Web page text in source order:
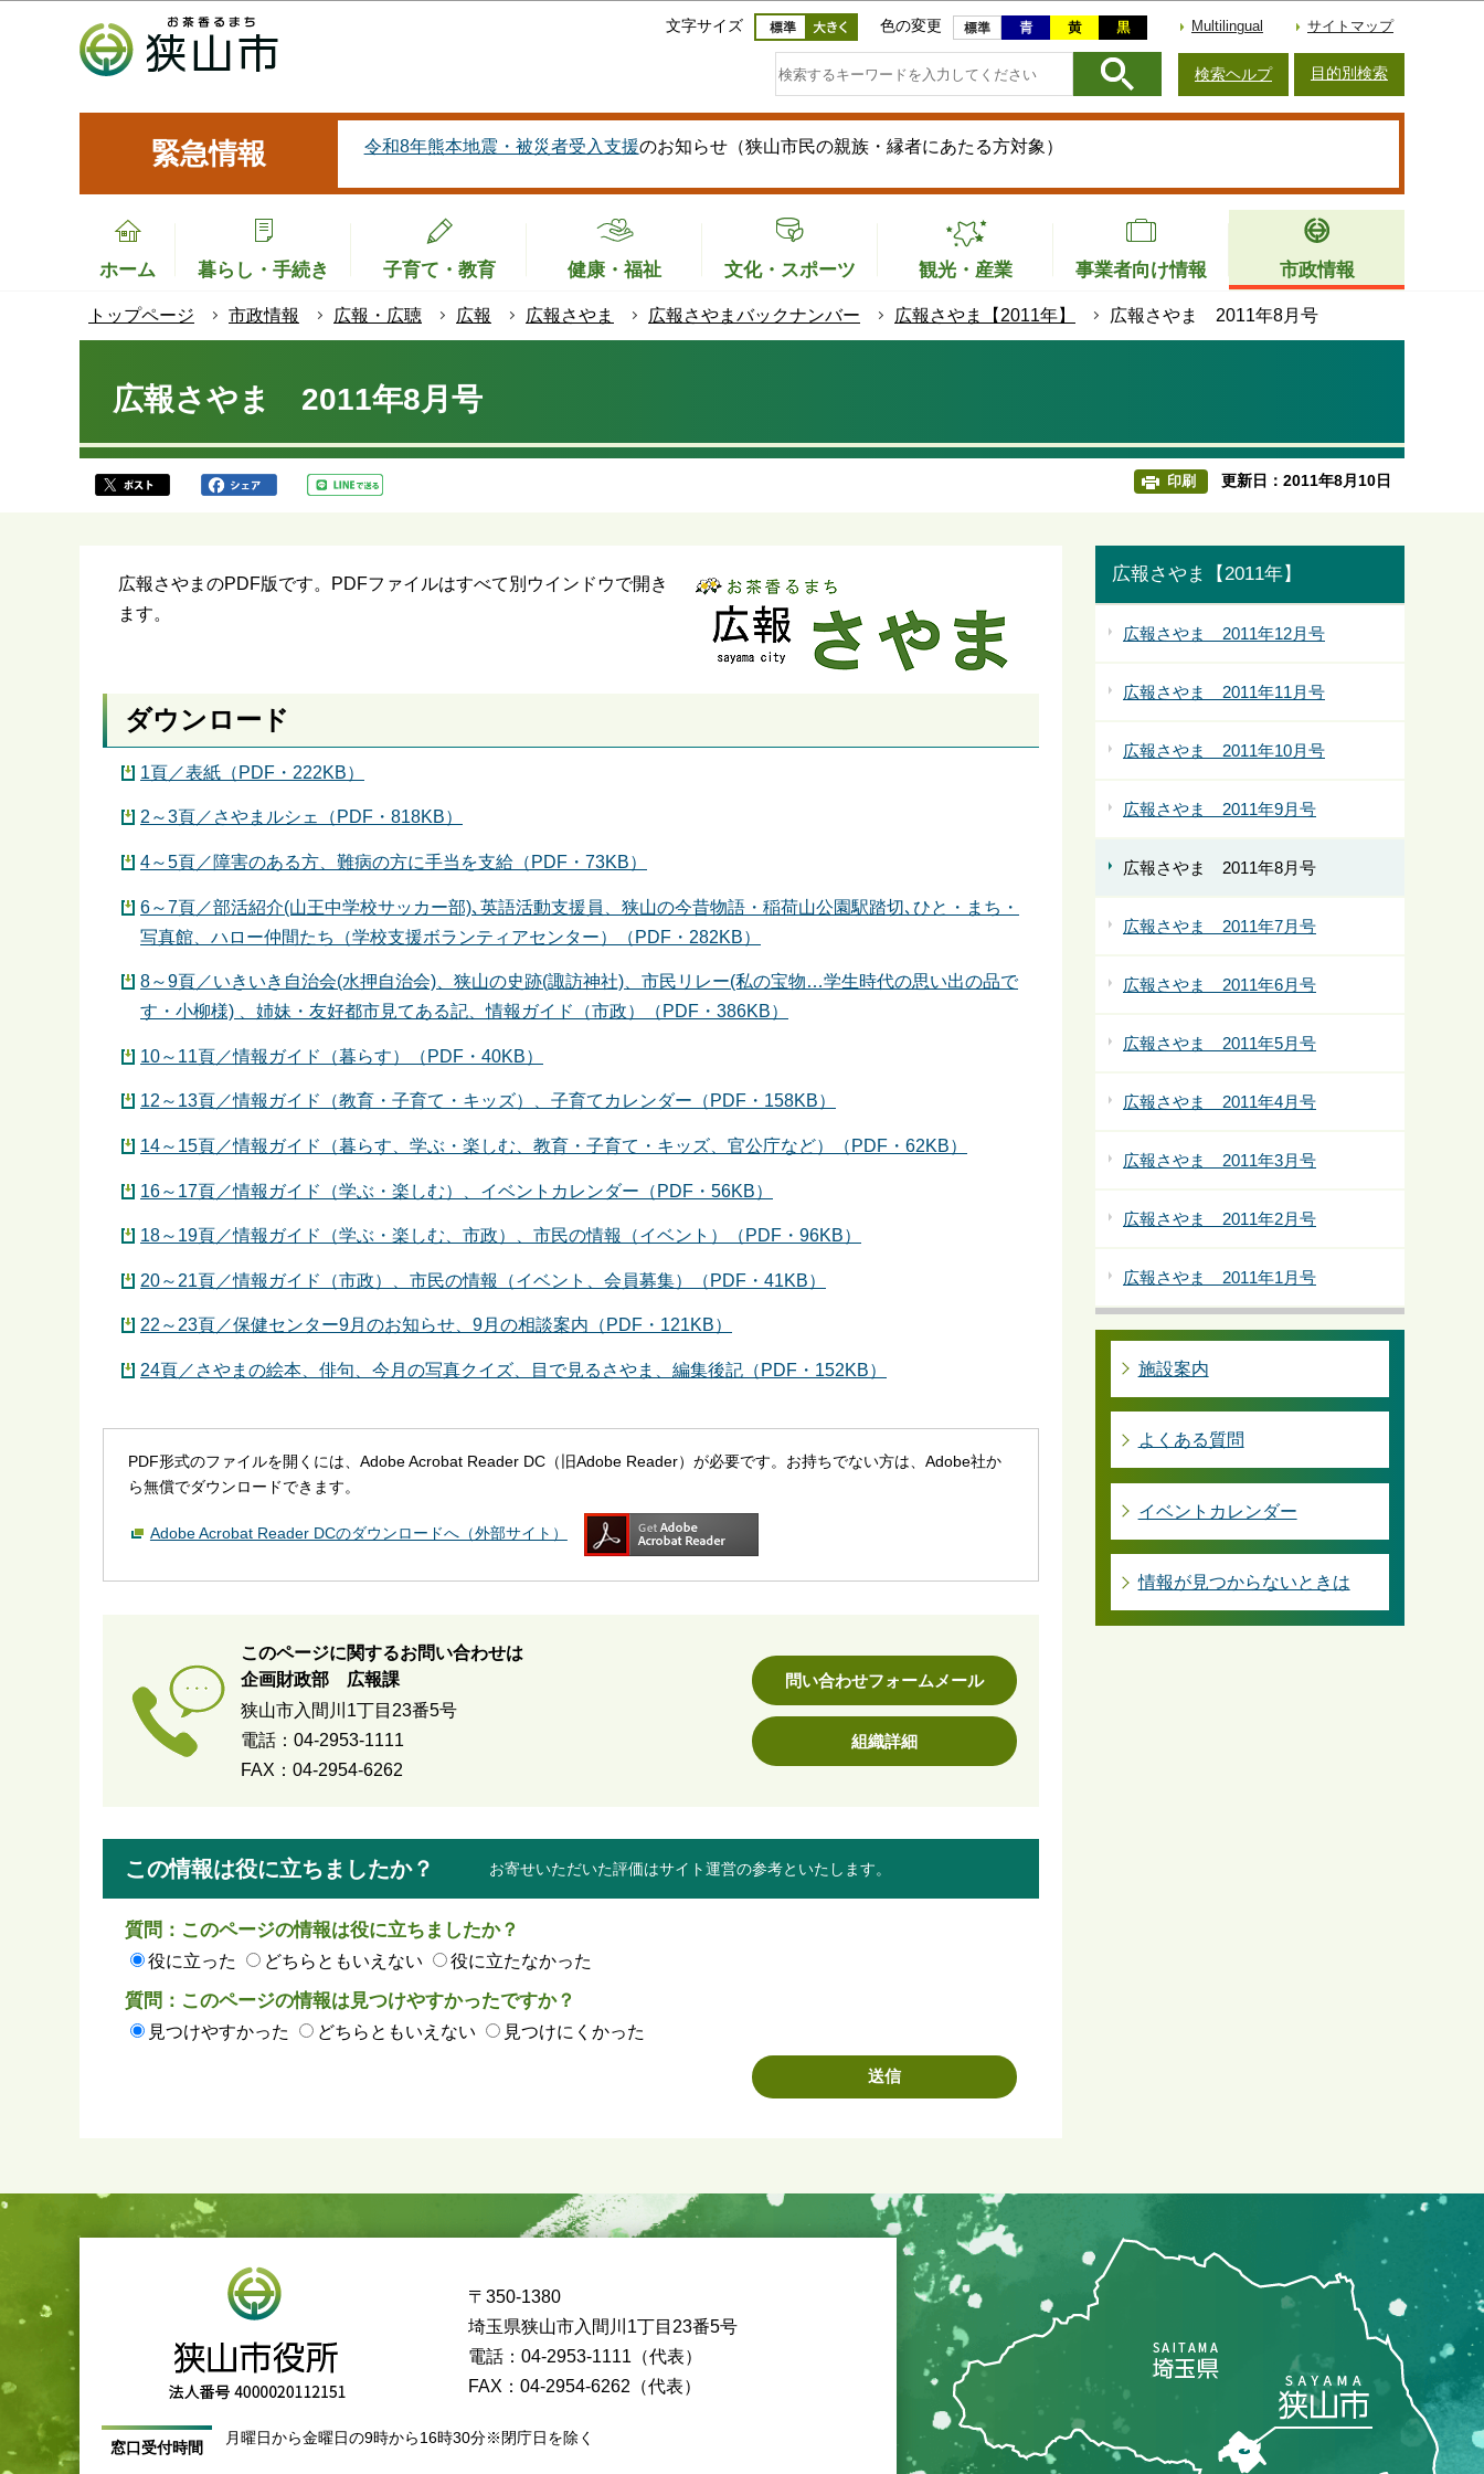
このページの本文へ移動
文字サイズ 色の変更 Multilingual サイトマップ
検索ヘルプ 目的別検索
緊急情報 令和8年熊本地震・被災者受入支援のお知らせ（狭山市民の親族・縁者にあたる方対象）
ホーム 暮らし・手続き 子育て・教育 健康・福祉 文化・スポーツ 観光・産業 事業者向け情報 市政情報
トップページ 市政情報 広報・広聴 広報 広報さやま 広報さやまバックナンバー 広報さやま【2011年】 広報さやま 2011年8月号
広報さやま 2011年8月号
印刷 更新日：2011年8月10日
広報さやまのPDF版です。PDFファイルはすべて別ウインドウで開き
ます。
ダウンロード
1頁／表紙（PDF・222KB）
2～3頁／さやまルシェ（PDF・818KB）
4～5頁／障害のある方、難病の方に手当を支給（PDF・73KB）
6～7頁／部活紹介(山王中学校サッカー部)､英語活動支援員、狭山の今昔物語・稲荷山公園駅踏切､ひと・まち・
写真館、ハロー仲間たち（学校支援ボランティアセンター）（PDF・282KB）
8～9頁／いきいき自治会(水押自治会)、狭山の史跡(諏訪神社)、市民リレー(私の宝物…学生時代の思い出の品で
す・小柳様) 、姉妹・友好都市見てある記、情報ガイド（市政）（PDF・386KB）
10～11頁／情報ガイド（暮らす）（PDF・40KB）
12～13頁／情報ガイド（教育・子育て・キッズ）、子育てカレンダー（PDF・158KB）
14～15頁／情報ガイド（暮らす、学ぶ・楽しむ、教育・子育て・キッズ、官公庁など）（PDF・62KB）
16～17頁／情報ガイド（学ぶ・楽しむ）、イベントカレンダー（PDF・56KB）
18～19頁／情報ガイド（学ぶ・楽しむ、市政）、市民の情報（イベント）（PDF・96KB）
20～21頁／情報ガイド（市政）、市民の情報（イベント、会員募集）（PDF・41KB）
22～23頁／保健センター9月のお知らせ、9月の相談案内（PDF・121KB）
24頁／さやまの絵本、俳句、今月の写真クイズ、目で見るさやま、編集後記（PDF・152KB）
PDF形式のファイルを開くには、Adobe Acrobat Reader DC（旧Adobe Reader）が必要です。お持ちでない方は、Adobe社か
ら無償でダウンロードできます。
Adobe Acrobat Reader DCのダウンロードへ（外部サイト）
このページに関するお問い合わせは
企画財政部 広報課
狭山市入間川1丁目23番5号
電話：04-2953-1111
FAX：04-2954-6262
問い合わせフォームメール
組織詳細
この情報は役に立ちましたか？ お寄せいただいた評価はサイト運営の参考といたします。
質問：このページの情報は役に立ちましたか？
役に立った どちらともいえない 役に立たなかった
質問：このページの情報は見つけやすかったですか？
見つけやすかった どちらともいえない 見つけにくかった
広報さやま【2011年】
広報さやま 2011年12月号
広報さやま 2011年11月号
広報さやま 2011年10月号
広報さやま 2011年9月号
広報さやま 2011年8月号
広報さやま 2011年7月号
広報さやま 2011年6月号
広報さやま 2011年5月号
広報さやま 2011年4月号
広報さやま 2011年3月号
広報さやま 2011年2月号
広報さやま 2011年1月号
施設案内
よくある質問
イベントカレンダー
情報が見つからないときは
〒350-1380
埼玉県狭山市入間川1丁目23番5号
電話：04-2953-1111（代表）
FAX：04-2954-6262（代表）
窓口受付時間
月曜日から金曜日の9時から16時30分※閉庁日を除く